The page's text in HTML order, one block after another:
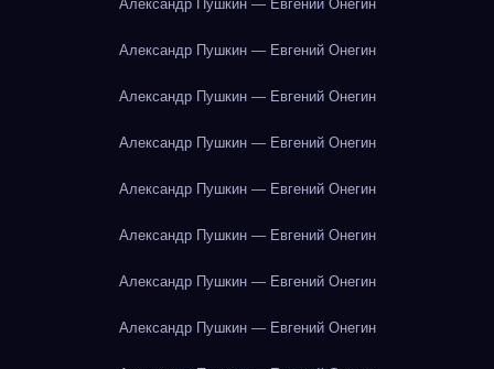
Александр Пушкин — Евгений Онегин
Александр Пушкин — Евгений Онегин
Александр Пушкин — Евгений Онегин
Александр Пушкин — Евгений Онегин
Александр Пушкин — Евгений Онегин
Александр Пушкин — Евгений Онегин
Александр Пушкин — Евгений Онегин
Александр Пушкин — Евгений Онегин